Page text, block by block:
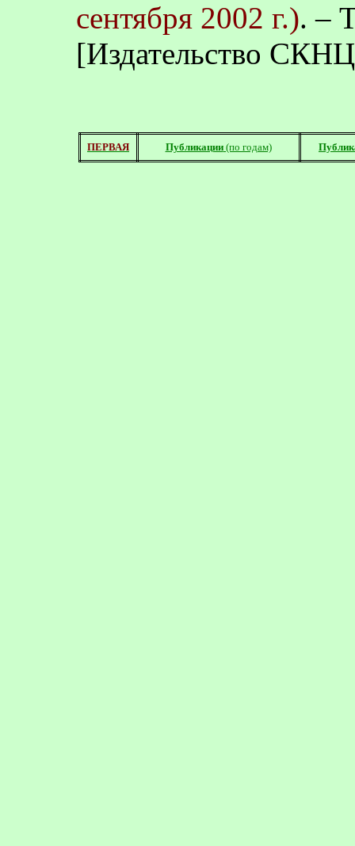
сентября 2002 г.). –
[Издательство
ПЕРВАЯ Публикации(по годам)